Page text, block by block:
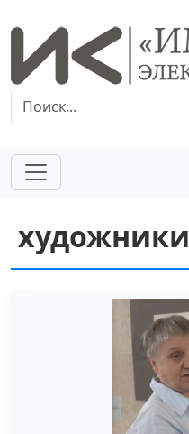
художники